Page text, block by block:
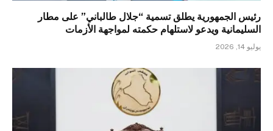
رئيس الجمهورية يطلق تسمية “جلال طالباني” على مطار
السليمانية ويدعو لاستلهام حكمته لمواجهة الأزمات
يوليو 14, 2026